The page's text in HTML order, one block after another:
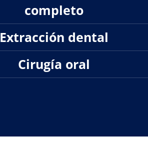
completo
Extracción dental
Cirugía oral